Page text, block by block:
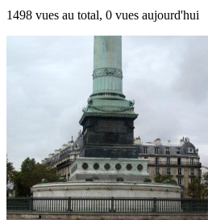
1498 vues au total, 0 vues aujourd'hui